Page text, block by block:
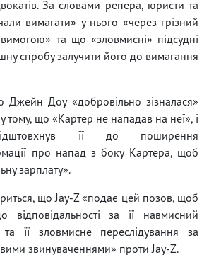
За словами репера, юристи та
вимагати» у нього «через грізний
та що «зловмисні» підсудні
спробу залучити його до вимагання
Доу «добровільно зізналася»
тому, що «Картер не нападав на неї», і
її до поширення
про напад з боку Картера, щоб
зарплату».
що Jay-Z «подає цей позов, щоб
відповідальності за її навмисний
її зловмисне переслідування за
звинуваченнями» проти Jay-Z.